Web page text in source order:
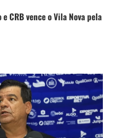
CRB vence o Vila Nova pela